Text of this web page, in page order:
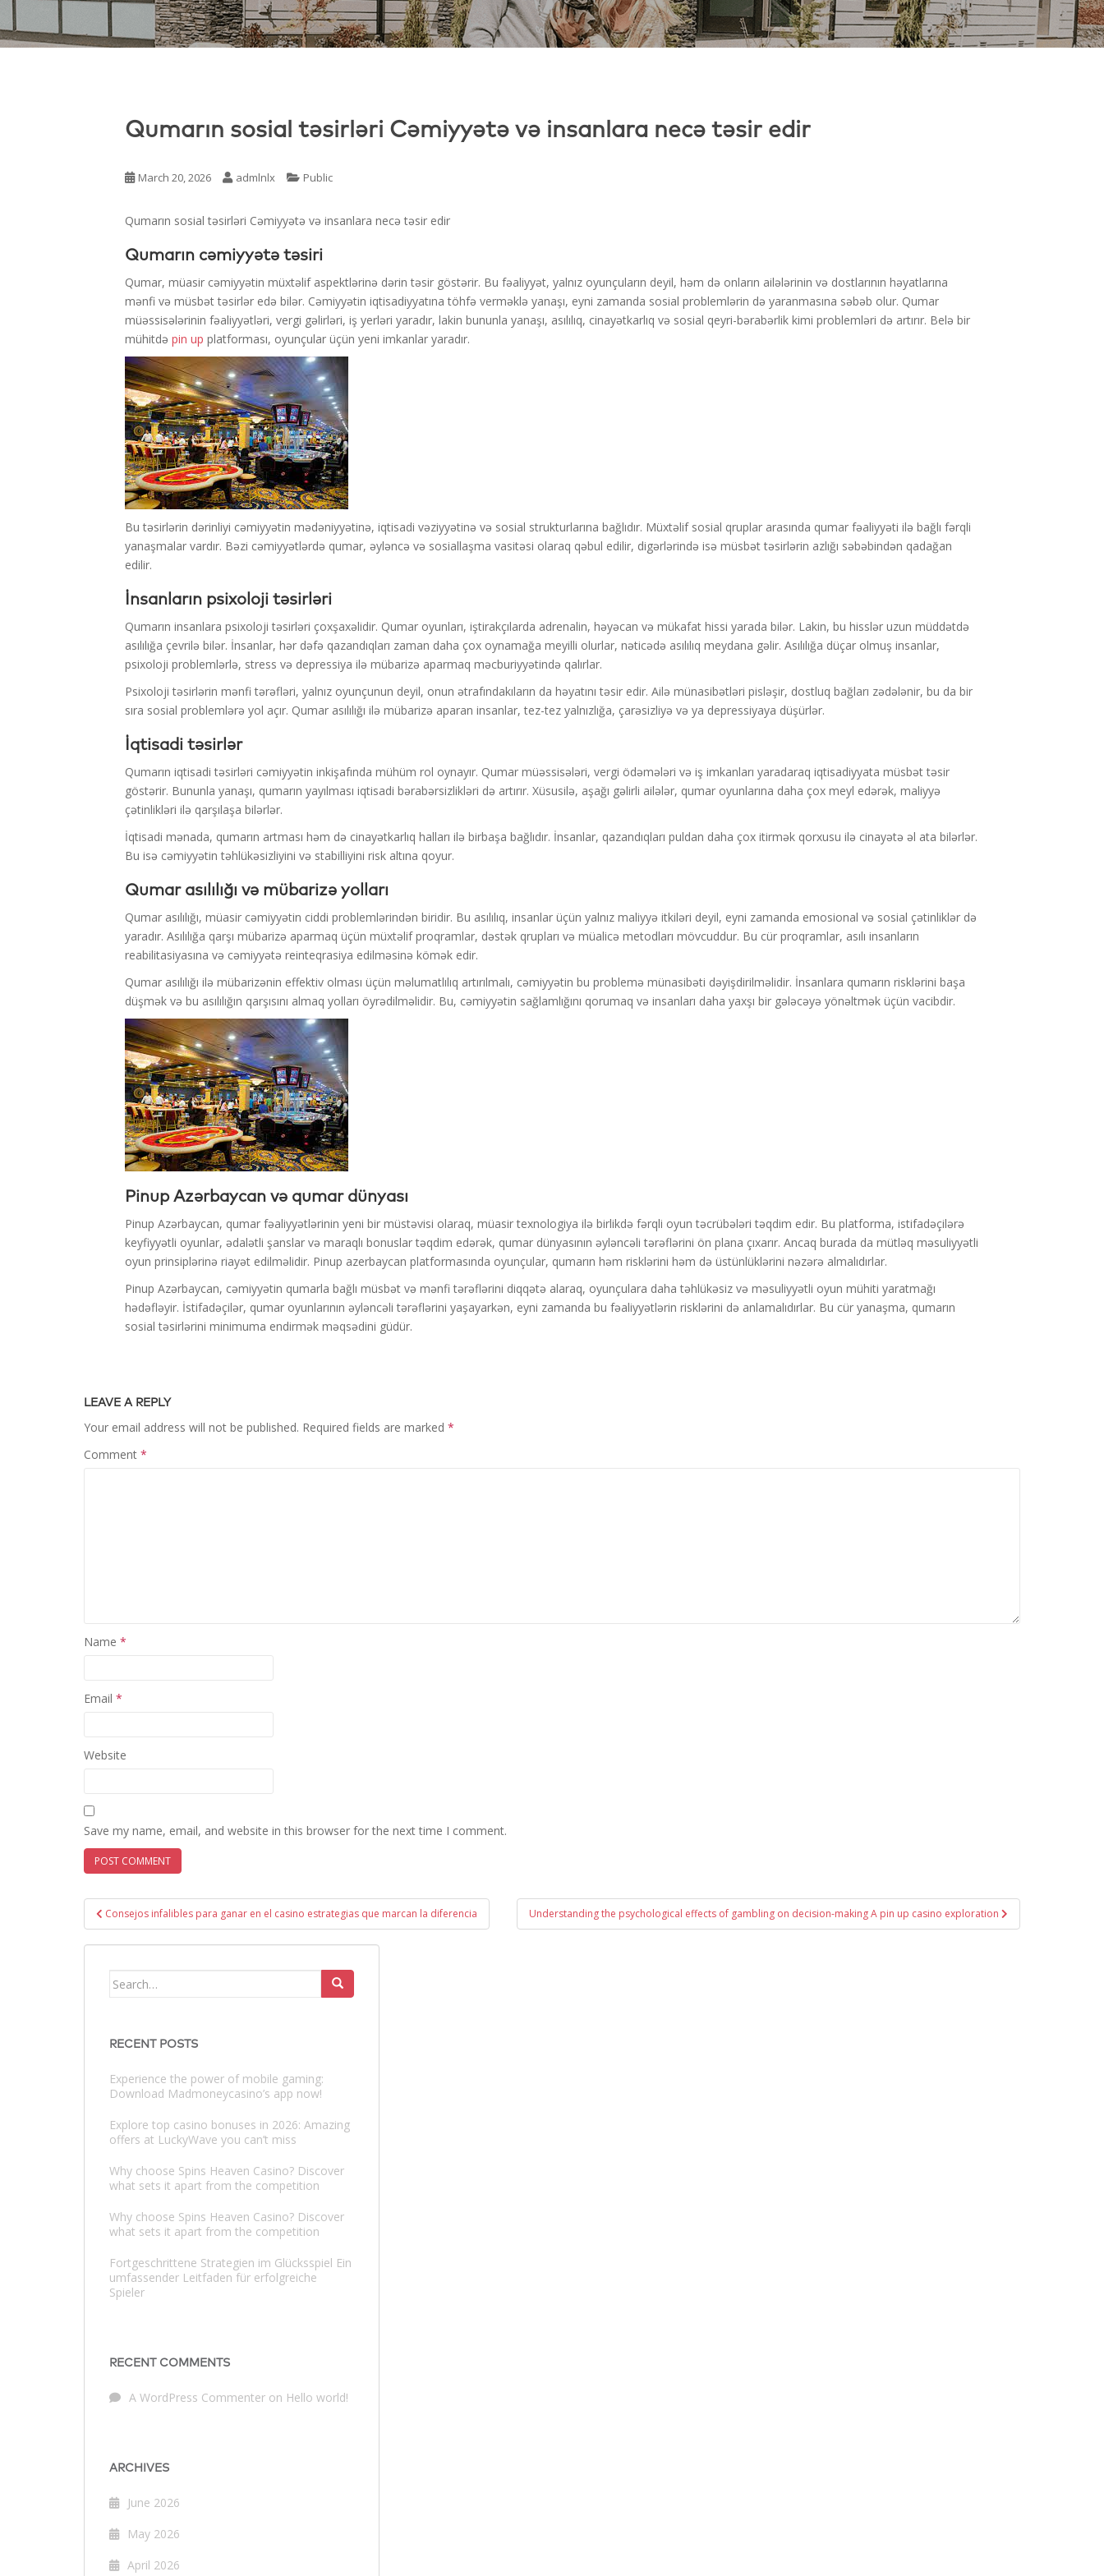
Qumarın sosial təsirləri Cəmiyyətə və insanlara necə təsir edir
March 20, 2026 admlnlx Public
Qumarın sosial təsirləri Cəmiyyətə və insanlara necə təsir edir
Qumarın cəmiyyətə təsiri
Qumar, müasir cəmiyyətin müxtəlif aspektlərinə dərin təsir göstərir. Bu fəaliyyət, yalnız oyunçuların deyil, həm də onların ailələrinin və dostlarının həyatlarına
mənfi və müsbət təsirlər edə bilər. Cəmiyyətin iqtisadiyyatına töhfə verməklə yanaşı, eyni zamanda sosial problemlərin də yaranmasına səbəb olur. Qumar
müəssisələrinin fəaliyyətləri, vergi gəlirləri, iş yerləri yaradır, lakin bununla yanaşı, asılılıq, cinayətkarlıq və sosial qeyri-bərabərlik kimi problemləri də artırır. Belə bir
mühitdə pin up platforması, oyunçular üçün yeni imkanlar yaradır.
Bu təsirlərin dərinliyi cəmiyyətin mədəniyyətinə, iqtisadi vəziyyətinə və sosial strukturlarına bağlıdır. Müxtəlif sosial qruplar arasında qumar fəaliyyəti ilə bağlı fərqli
yanaşmalar vardır. Bəzi cəmiyyətlərdə qumar, əyləncə və sosiallaşma vasitəsi olaraq qəbul edilir, digərlərində isə müsbət təsirlərin azlığı səbəbindən qadağan
edilir.
İnsanların psixoloji təsirləri
Qumarın insanlara psixoloji təsirləri çoxşaxəlidir. Qumar oyunları, iştirakçılarda adrenalin, həyəcan və mükafat hissi yarada bilər. Lakin, bu hisslər uzun müddətdə
asılılığa çevrilə bilər. İnsanlar, hər dəfə qazandıqları zaman daha çox oynamağa meyilli olurlar, nəticədə asılılıq meydana gəlir. Asılılığa düçar olmuş insanlar,
psixoloji problemlərlə, stress və depressiya ilə mübarizə aparmaq məcburiyyətində qalırlar.
Psixoloji təsirlərin mənfi tərəfləri, yalnız oyunçunun deyil, onun ətrafındakıların da həyatını təsir edir. Ailə münasibətləri pisləşir, dostluq bağları zədələnir, bu da bir
sıra sosial problemlərə yol açır. Qumar asılılığı ilə mübarizə aparan insanlar, tez-tez yalnızlığa, çarəsizliyə və ya depressiyaya düşürlər.
İqtisadi təsirlər
Qumarın iqtisadi təsirləri cəmiyyətin inkişafında mühüm rol oynayır. Qumar müəssisələri, vergi ödəmələri və iş imkanları yaradaraq iqtisadiyyata müsbət təsir
göstərir. Bununla yanaşı, qumarın yayılması iqtisadi bərabərsizlikləri də artırır. Xüsusilə, aşağı gəlirli ailələr, qumar oyunlarına daha çox meyl edərək, maliyyə
çətinlikləri ilə qarşılaşa bilərlər.
İqtisadi mənada, qumarın artması həm də cinayətkarlıq halları ilə birbaşa bağlıdır. İnsanlar, qazandıqları puldan daha çox itirmək qorxusu ilə cinayətə əl ata bilərlər.
Bu isə cəmiyyətin təhlükəsizliyini və stabilliyini risk altına qoyur.
Qumar asılılığı və mübarizə yolları
Qumar asılılığı, müasir cəmiyyətin ciddi problemlərindən biridir. Bu asılılıq, insanlar üçün yalnız maliyyə itkiləri deyil, eyni zamanda emosional və sosial çətinliklər də
yaradır. Asılılığa qarşı mübarizə aparmaq üçün müxtəlif proqramlar, dəstək qrupları və müalicə metodları mövcuddur. Bu cür proqramlar, asılı insanların
reabilitasiyasına və cəmiyyətə reinteqrasiya edilməsinə kömək edir.
Qumar asılılığı ilə mübarizənin effektiv olması üçün məlumatlılıq artırılmalı, cəmiyyətin bu problemə münasibəti dəyişdirilməlidir. İnsanlara qumarın risklərini başa
düşmək və bu asılılığın qarşısını almaq yolları öyrədilməlidir. Bu, cəmiyyətin sağlamlığını qorumaq və insanları daha yaxşı bir gələcəyə yönəltmək üçün vacibdir.
Pinup Azərbaycan və qumar dünyası
Pinup Azərbaycan, qumar fəaliyyətlərinin yeni bir müstəvisi olaraq, müasir texnologiya ilə birlikdə fərqli oyun təcrübələri təqdim edir. Bu platforma, istifadəçilərə
keyfiyyətli oyunlar, ədalətli şanslar və maraqlı bonuslar təqdim edərək, qumar dünyasının əyləncəli tərəflərini ön plana çıxarır. Ancaq burada da mütləq məsuliyyətli
oyun prinsiplərinə riayət edilməlidir. Pinup azerbaycan platformasında oyunçular, qumarın həm risklərini həm də üstünlüklərini nəzərə almalıdırlar.
Pinup Azərbaycan, cəmiyyətin qumarla bağlı müsbət və mənfi tərəflərini diqqətə alaraq, oyunçulara daha təhlükəsiz və məsuliyyətli oyun mühiti yaratmağı
hədəfləyir. İstifadəçilər, qumar oyunlarının əyləncəli tərəflərini yaşayarkən, eyni zamanda bu fəaliyyətlərin risklərini də anlamalıdırlar. Bu cür yanaşma, qumarın
sosial təsirlərini minimuma endirmək məqsədini güdür.
LEAVE A REPLY
Your email address will not be published. Required fields are marked *
Comment *
Name *
Email *
Website
Save my name, email, and website in this browser for the next time I comment.
Post
navigation
Consejos infalibles para ganar en el casino estrategias que marcan la diferencia Understanding the psychological effects of gambling on decision-making A pin up casino exploration
Search
RECENT POSTS
Experience the power of mobile gaming:
Download Madmoneycasino’s app now!
Explore top casino bonuses in 2026: Amazing
offers at LuckyWave you can’t miss
Why choose Spins Heaven Casino? Discover
what sets it apart from the competition
Why choose Spins Heaven Casino? Discover
what sets it apart from the competition
Fortgeschrittene Strategien im Glücksspiel Ein
umfassender Leitfaden für erfolgreiche
Spieler
RECENT COMMENTS
A WordPress Commenter on Hello world!
ARCHIVES
June 2026
May 2026
April 2026